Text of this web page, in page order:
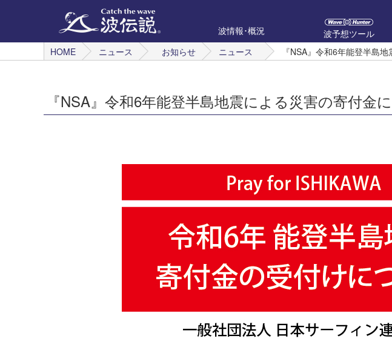
波情報･概況
波予想ツール
HOME
ニュース お知らせ ニュース 『NSA』令和6年能登半島
『NSA』令和6年能登半島地震による災害の寄付金